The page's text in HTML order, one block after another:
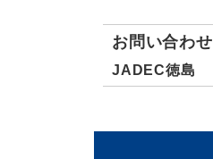
お問い合わせ
JADEC徳島